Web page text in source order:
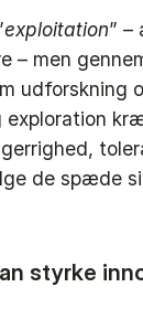
exploitation” –
– men
udforskning
exploration
de spæde
styrke